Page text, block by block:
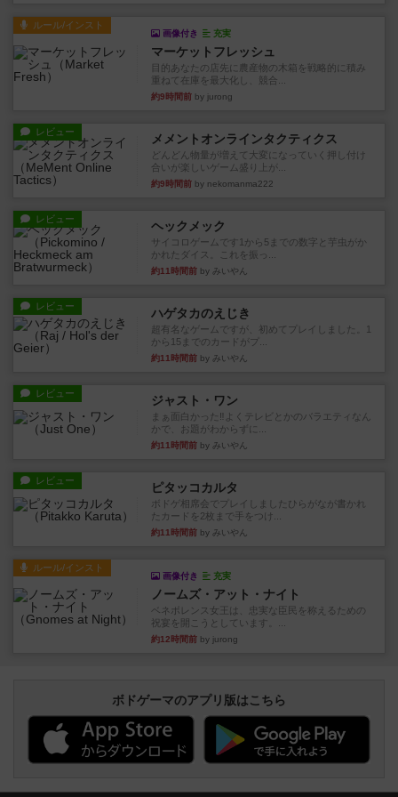
ルール/インスト
画像付き 充実
マーケットフレッシュ
目的あなたの店先に農産物の木箱を戦略的に積み
重ねて在庫を最大化し、競合...
約9時間前 by jurong
レビュー メメントオンラインタクティクス
どんどん物量が増えて大変になっていく押し付け
合いが楽しいゲーム盛り上が...
約9時間前 by nekomanma222
レビュー ヘックメック
サイコロゲームです1から5までの数字と芋虫がか
かれたダイス。これを振っ...
約11時間前 by みいやん
レビュー ハゲタカのえじき
超有名なゲームですが、初めてプレイしました。1
から15までのカードがプ...
約11時間前 by みいやん
レビュー ジャスト・ワン
まぁ面白かった‼️よくテレビとかのバラエティなん
かで、お題がわからずに...
約11時間前 by みいやん
レビュー ピタッコカルタ
ボドゲ相席会でプレイしましたひらがなが書かれ
たカードを2枚まで手をつけ...
約11時間前 by みいやん
ルール/インスト
画像付き 充実
ノームズ・アット・ナイト
ベネボレンス女王は、忠実な臣民を称えるための
祝宴を開こうとしています。...
約12時間前 by jurong
ボドゲーマのアプリ版はこちら